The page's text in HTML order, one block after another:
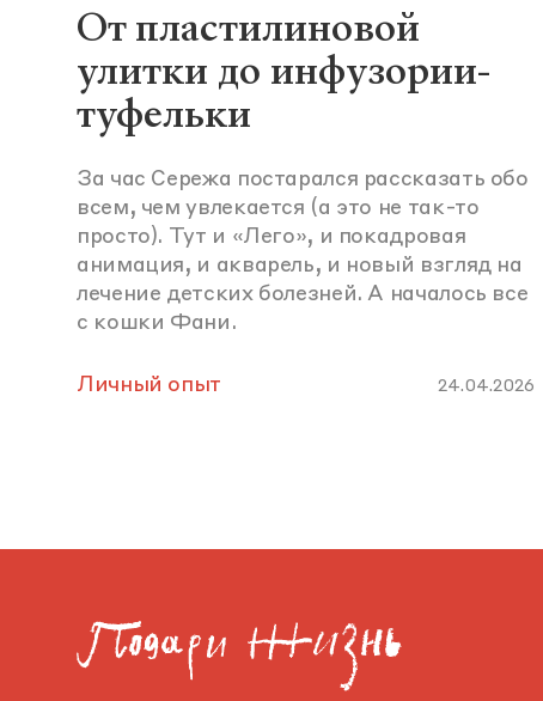
От пластилиновой
улитки до инфузории-
туфельки
За час Сережа постарался рассказать обо
всем, чем увлекается (а это не так-то
просто). Тут и «Лего», и покадровая
анимация, и акварель, и новый взгляд на
лечение детских болезней. А началось все
с кошки Фани.
Личный опыт 24.04.2026